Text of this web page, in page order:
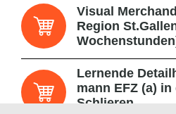
Visual
Region
Lernende
mann EFZ (a)
Schlieren